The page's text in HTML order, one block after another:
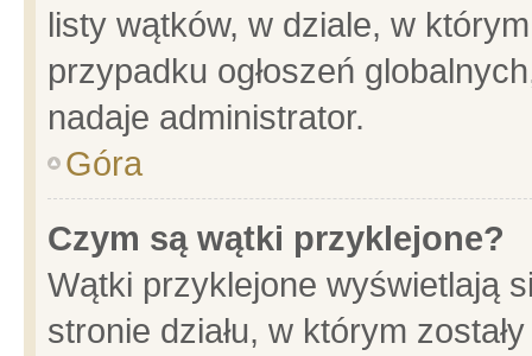
listy wątków, w dziale, w
przypadku ogłoszeń
nadaje administrator.
Góra
Czym są wątki przyklejone?
Wątki przyklejone wyświetlają
stronie działu, w którym